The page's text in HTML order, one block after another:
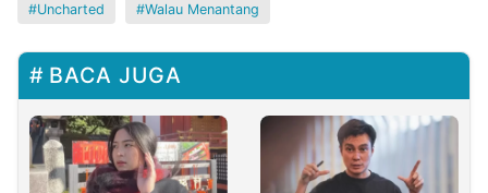
Uncharted Walau Menantang
BACA JUGA